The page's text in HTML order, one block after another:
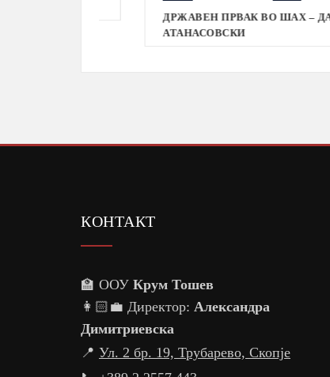
ДРЖАВЕН ПРВАК ВО ШАХ – ДАВИД
АТАНАСОВСКИ
КОНТАКТ
🏫 ООУ Крум Тошев
👩🏻‍💼 Директор: Александра
Димитриевска
📍 Ул. 2 бр. 19, Трубарево, Скопје